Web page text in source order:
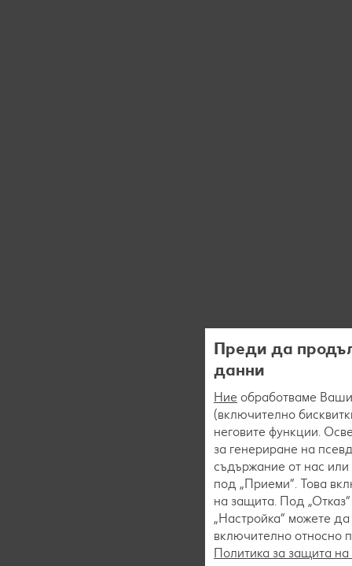
Преди да
данни
Ние обработваме
(включително
неговите функции.
за генериране на
съдържание от нас или
под „Приеми“. Това
на защита. Под
„Настройка“ можете
включително относно
Политика за защита